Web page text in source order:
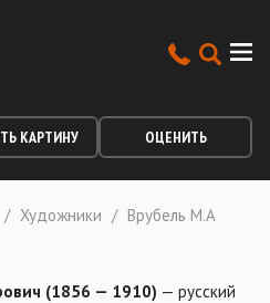
КАРТИНУ ОЦЕНИТЬ
/ Художники / Врубель М.А
(1856 — 1910) — русский